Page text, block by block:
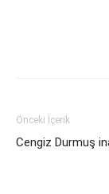
Önceki İçerik
Cengiz Durmuş